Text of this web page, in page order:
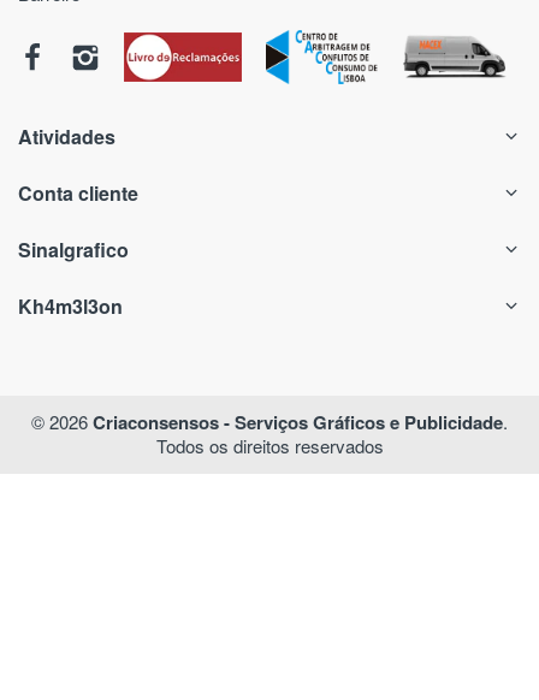
Atividades
Conta cliente
Sinalgrafico
Kh4m3l3on
© 2026Criaconsensos - Serviços Gráficos e Publicidade.
Todos os direitos reservados